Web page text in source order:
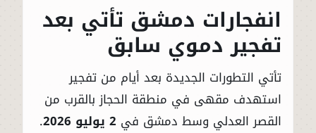
انفجارات دمشق تأتي بعد
تفجير دموي سابق
تأتي التطورات الجديدة بعد أيام من تفجير
استهدف مقهى في منطقة الحجاز بالقرب من
القصر العدلي وسط دمشق في 2 يوليو 2026
.